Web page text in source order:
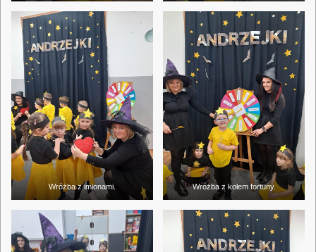
Wróżba z imionami. Wróżba z kołem fortuny.